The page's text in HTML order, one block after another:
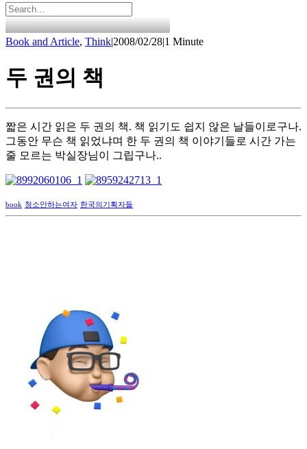
Book and Article, Think|2008/02/28|1 Minute
두 권의 책
짧은 시간 읽은 두 권의 책. 책 읽기도 쉽지 않은 날들이로구나.
그동안 무슨 책 읽었냐며 한 두 권의 책 이야기들로 시간 가는
줄 모르는 박실장님이 그립구나..
book 청소안하는여자 한국의기획자들